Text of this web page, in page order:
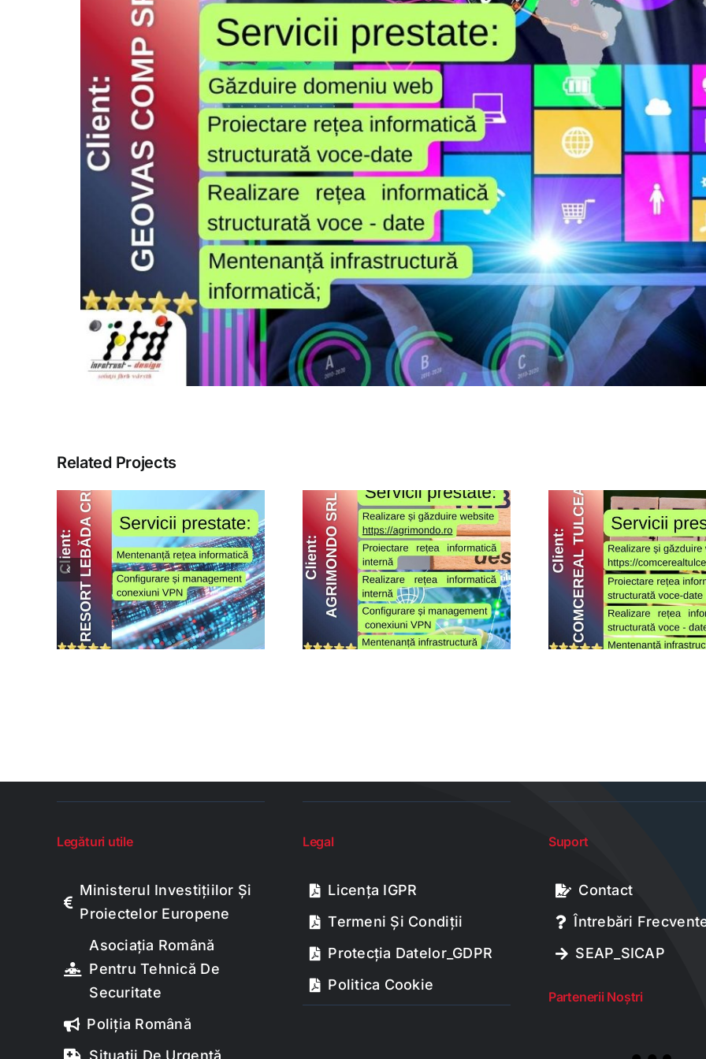
Related Projects
Agrimondo Comcereal
Legături utile
Ministerul Investițiilor Și
Proiectelor Europene
Asociația Română
Pentru Tehnică De
Securitate
Poliția Română
Situații De Urgență
Legal
Licența IGPR
Termeni Și Condiții
Protecția Datelor_GDPR
Politica Cookie
Suport
Contact
Întrebări
SEAP_SICAP
Partenerii Noștri